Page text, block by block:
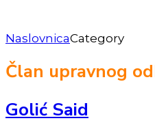
NaslovnicaCategory
Član upravnog
Golić Said